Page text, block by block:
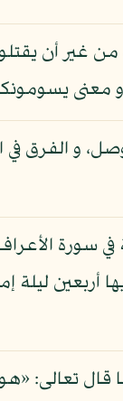
غير أن
معنى
و الفرق في
سورة
الأعراف - 142، فعد
تعالى: